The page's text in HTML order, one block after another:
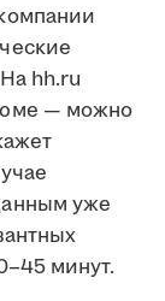
hh.ru
— можно
уже
минут.